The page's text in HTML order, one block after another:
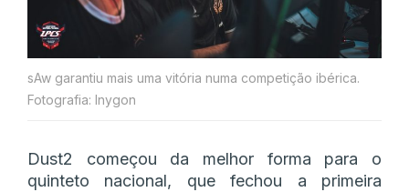
sAw garantiu mais uma vitória numa competição ibérica.
Fotografia: Inygon
Dust2 começou da melhor forma para o
quinteto nacional, que fechou a primeira